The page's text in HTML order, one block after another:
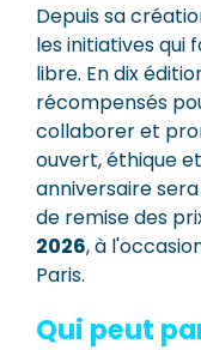
Depuis sa
les initiatives qui
libre. En dix
récompensés
collaborer et
ouvert, éthique
anniversaire
de remise des
2026, à
Paris.
Qui peut